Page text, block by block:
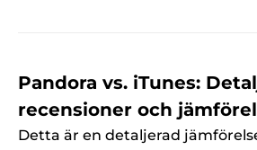
Pandora vs. iTunes:
recensioner och
Detta är en detaljerad